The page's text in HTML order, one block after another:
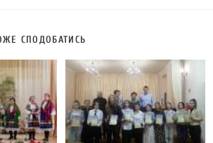
СПОДОБАТИСЬ